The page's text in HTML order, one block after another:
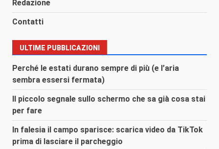
Redazione
Contatti
ULTIME PUBBLICAZIONI
Perché le estati durano sempre di più (e l’aria
sembra essersi fermata)
Il piccolo segnale sullo schermo che sa già cosa stai
per fare
In falesia il campo sparisce: scarica video da TikTok
prima di lasciare il parcheggio